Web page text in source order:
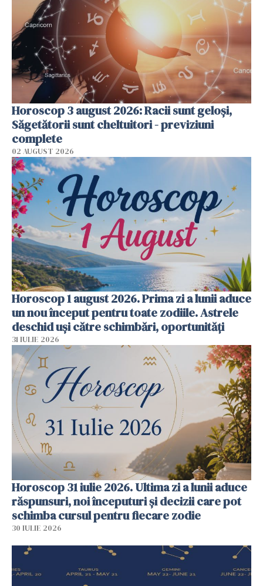
Horoscop 3 august 2026: Racii sunt geloși,
Săgetătorii sunt cheltuitori - previziuni
complete
02 AUGUST 2026
Horoscop 1 august 2026. Prima zi a lunii aduce
un nou început pentru toate zodiile. Astrele
deschid uși către schimbări, oportunități
31 IULIE 2026
Horoscop 31 iulie 2026. Ultima zi a lunii aduce
răspunsuri, noi începuturi și decizii care pot
schimba cursul pentru fiecare zodie
30 IULIE 2026